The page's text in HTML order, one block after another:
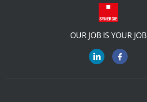
OUR JOB IS YOUR JOB